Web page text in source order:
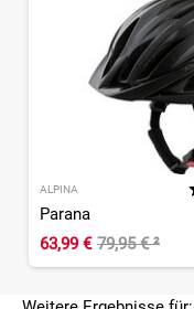
ALPINA
Parana
63,99 € 79,95 €²